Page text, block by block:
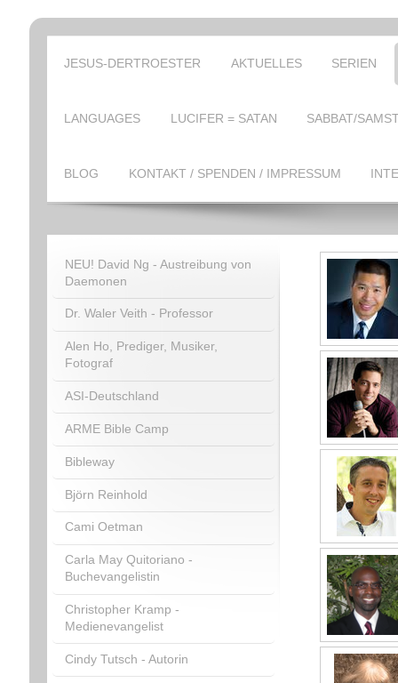
JESUS-DERTROESTER AKTUELLES SERIEN
LANGUAGES LUCIFER = SATAN SABBAT/
BLOG KONTAKT / SPENDEN / IMPRESSUM
NEU! David Ng - Austreibung von
Daemonen
Dr. Waler Veith - Professor
Alen Ho, Prediger, Musiker,
Fotograf
ASI-Deutschland
ARME Bible Camp
Bibleway
Björn Reinhold
Cami Oetman
Carla May Quitoriano -
Buchevangelistin
Christopher Kramp -
Medienevangelist
Cindy Tutsch - Autorin